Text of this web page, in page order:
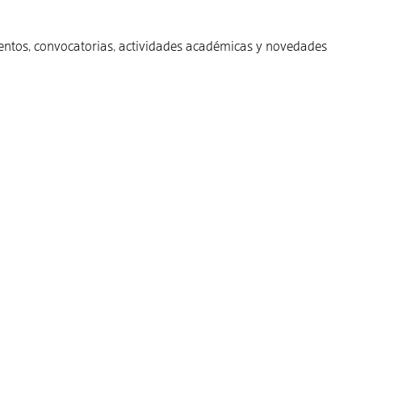
convocatorias, actividades académicas y novedades